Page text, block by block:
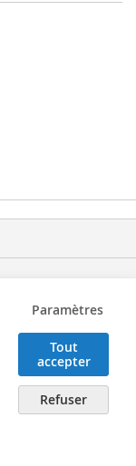
Paramètres
Tout
accepter
Refuser